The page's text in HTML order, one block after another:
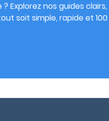
Explorez nos guides
soit simple, rapide et